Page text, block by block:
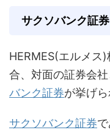
サクソバンク証券
HERMES(エルメス
合、対面の証券会
バンク証券が挙げら
サクソバンク証券